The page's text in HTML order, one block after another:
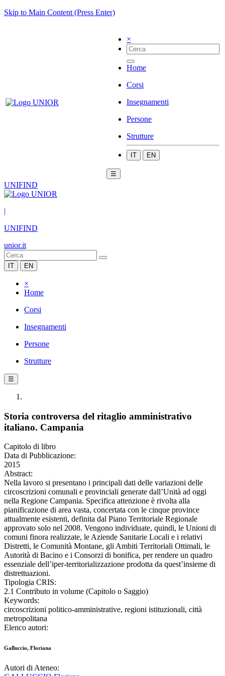
Skip to Main Content (Press Enter)
×
Home
Corsi
Insegnamenti
Persone
Strutture
IT EN
☰
UNIFIND
|
UNIFIND
unior.it
IT EN
×
Home
Corsi
Insegnamenti
Persone
Strutture
☰
Storia controversa del ritaglio amministrativo
italiano. Campania
Capitolo di libro
Data di Pubblicazione:
2015
Abstract:
Nella lavoro si presentano i principali dati delle variazioni delle
circoscrizioni comunali e provinciali generate dall’Unità ad oggi
nella Regione Campania. Specifica attenzione è rivolta alla
pianificazione di area vasta, concertata con le cinque province
attualmente esistenti, definita dal Piano Territoriale Regionale
approvato solo nel 2008. Vengono individuate, quindi, le Unioni di
comuni finora realizzate, le Aziende Sanitarie Locali e i relativi
Distretti, le Comunità Montane, gli Ambiti Territoriali Ottimali, le
Autorità di Bacino e i Consorzi di bonifica, per rendere un quadro
essenziale dell’iper-territorializzazione prodotta da quest’insieme di
distrettuazioni.
Tipologia CRIS:
2.1 Contributo in volume (Capitolo o Saggio)
Keywords:
circoscrizioni politico-amministrative, regioni istituzionali, città
metropolitana
Elenco autori:
Galluccio, Floriana
Autori di Ateneo: